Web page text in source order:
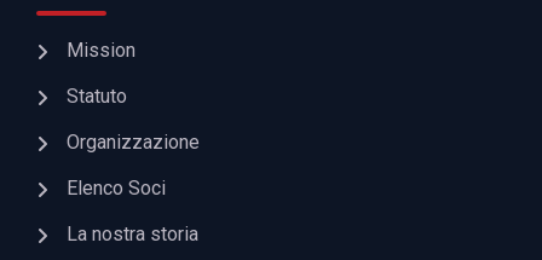
Mission
Statuto
Organizzazione
Elenco Soci
La nostra storia